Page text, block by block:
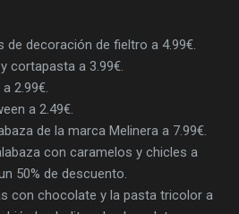
decoración de fieltro a 4.99€.
cortapasta a 3.99€.
2.99€.
a 2.49€.
de la marca Melinera a 7.99€.
con caramelos y chicles a
50% de descuento.
con chocolate y la pasta tricolor a